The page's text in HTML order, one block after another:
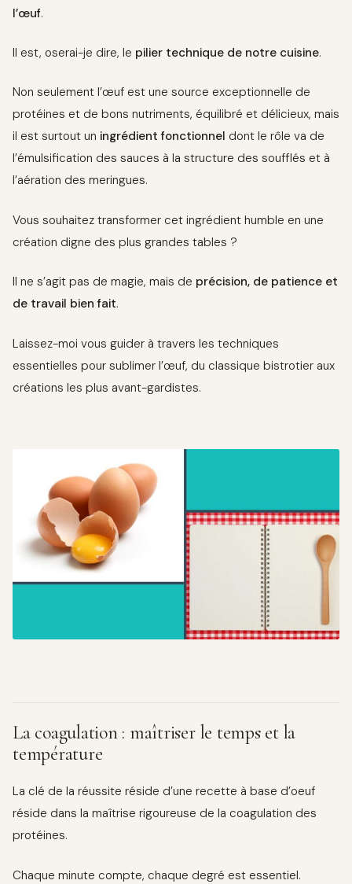
l’œuf.
Il est, oserai-je dire, le pilier technique de notre cuisine.
Non seulement l’œuf est une source exceptionnelle de
protéines et de bons nutriments, équilibré et délicieux, mais
il est surtout un ingrédient fonctionnel dont le rôle va de
l’émulsification des sauces à la structure des soufflés et à
l’aération des meringues.
Vous souhaitez transformer cet ingrédient humble en une
création digne des plus grandes tables ?
Il ne s’agit pas de magie, mais de précision, de patience et
de travail bien fait.
Laissez-moi vous guider à travers les techniques
essentielles pour sublimer l’œuf, du classique bistrotier aux
créations les plus avant-gardistes.
La coagulation : maîtriser le temps et la
température
La clé de la réussite réside d’une recette à base d’oeuf
réside dans la maîtrise rigoureuse de la coagulation des
protéines.
Chaque minute compte, chaque degré est essentiel.